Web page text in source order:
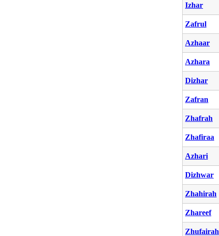
Izhar
Zafrul
Azhaar
Azhara
Dizhar
Zafran
Zhafrah
Zhafiraa
Azhari
Dizhwar
Zhahirah
Zhareef
Zhufairah